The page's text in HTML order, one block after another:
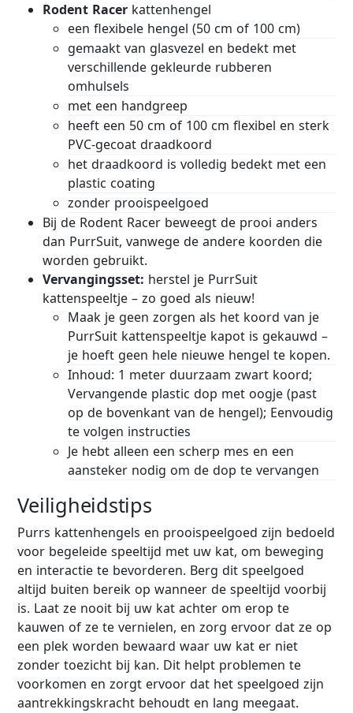
Rodent Racer kattenhengel
een flexibele hengel (50 cm of 100 cm)
gemaakt van glasvezel en bedekt met
verschillende gekleurde rubberen
omhulsels
met een handgreep
heeft een 50 cm of 100 cm flexibel en sterk
PVC-gecoat draadkoord
het draadkoord is volledig bedekt met een
plastic coating
zonder prooispeelgoed
Bij de Rodent Racer beweegt de prooi anders
dan PurrSuit, vanwege de andere koorden die
worden gebruikt.
Vervangingsset: herstel je PurrSuit
kattenspeeltje – zo goed als nieuw!
Maak je geen zorgen als het koord van je
PurrSuit kattenspeeltje kapot is gekauwd –
je hoeft geen hele nieuwe hengel te kopen.
Inhoud: 1 meter duurzaam zwart koord;
Vervangende plastic dop met oogje (past
op de bovenkant van de hengel); Eenvoudig
te volgen instructies
Je hebt alleen een scherp mes en een
aansteker nodig om de dop te vervangen
Veiligheidstips
Purrs kattenhengels en prooispeelgoed zijn bedoeld
voor begeleide speeltijd met uw kat, om beweging
en interactie te bevorderen. Berg dit speelgoed
altijd buiten bereik op wanneer de speeltijd voorbij
is. Laat ze nooit bij uw kat achter om erop te
kauwen of ze te vernielen, en zorg ervoor dat ze op
een plek worden bewaard waar uw kat er niet
zonder toezicht bij kan. Dit helpt problemen te
voorkomen en zorgt ervoor dat het speelgoed zijn
aantrekkingskracht behoudt en lang meegaat.